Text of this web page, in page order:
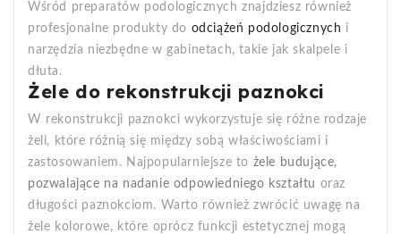
Wśród preparatów podologicznych znajdziesz również
profesjonalne produkty do odciążeń podologicznych i
narzędzia niezbędne w gabinetach, takie jak skalpele i
dłuta.
Żele do rekonstrukcji paznokci
W rekonstrukcji paznokci wykorzystuje się różne rodzaje
żeli, które różnią się między sobą właściwościami i
zastosowaniem. Najpopularniejsze to żele budujące,
pozwalające na nadanie odpowiedniego kształtu oraz
długości paznokciom. Warto również zwrócić uwagę na
żele kolorowe, które oprócz funkcji estetycznej mogą